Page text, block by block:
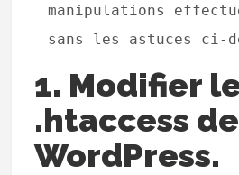
manipulations
sans les astuces ci-
1. Modifier
.htaccess de
WordPress.